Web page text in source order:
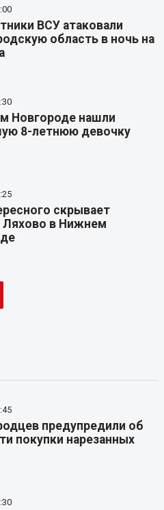
ВСУ атаковали
область в ночь на
Новгороде нашли
8-летнюю девочку
скрывает
Ляхово в Нижнем
предупредили об
покупки нарезанных